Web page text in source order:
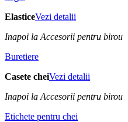
ElasticeVezi detalii
Inapoi la Accesorii pentru birou
Buretiere
Casete cheiVezi detalii
Inapoi la Accesorii pentru birou
Etichete pentru chei